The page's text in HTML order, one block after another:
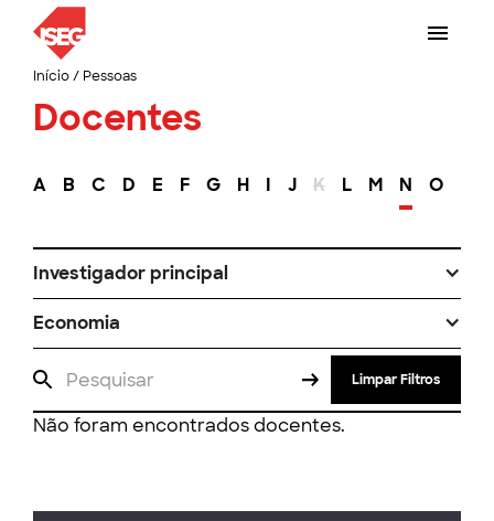
Início/ Pessoas
Docentes
A B C D E F G H I J K L M N O
Investigador principal
Economia
Limpar Filtros
Não foram encontrados docentes.